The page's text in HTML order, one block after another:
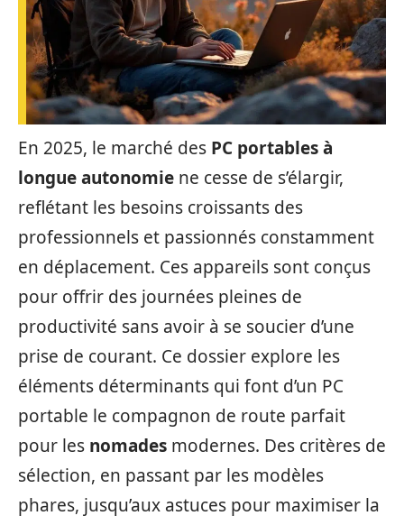
En 2025, le marché des PC portables à
longue autonomie ne cesse de s’élargir,
reflétant les besoins croissants des
professionnels et passionnés constamment
en déplacement. Ces appareils sont conçus
pour offrir des journées pleines de
productivité sans avoir à se soucier d’une
prise de courant. Ce dossier explore les
éléments déterminants qui font d’un PC
portable le compagnon de route parfait
pour les nomades modernes. Des critères de
sélection, en passant par les modèles
phares, jusqu’aux astuces pour maximiser la